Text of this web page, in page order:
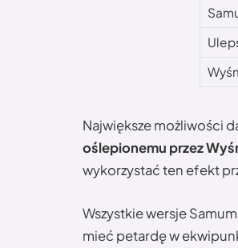
Największe możliwości
oślepionemu przez
wykorzystać ten efekt
Wszystkie wersje
mieć petardę w